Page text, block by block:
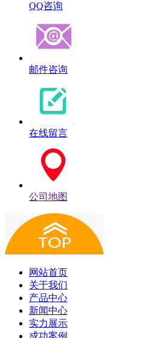
QQ咨询
邮件咨询
在线留言
公司地图
网站首页
关于我们
产品中心
新闻中心
实力展示